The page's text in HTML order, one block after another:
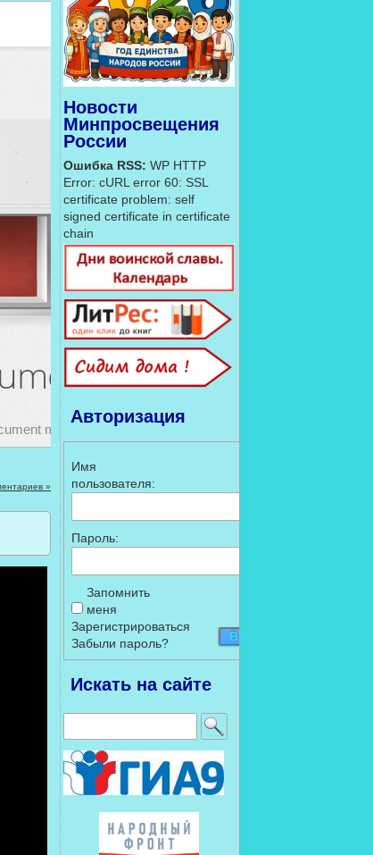
»
Новости
Минпросвещения
России
Ошибка RSS: WP HTTP
Error: cURL error 60: SSL
certificate problem: self
signed certificate in certificate
chain
Авторизация
Имя
пользователя:
Пароль:
Запомнить
меня
Войти
Зарегистрироваться
Забыли пароль?
Искать на сайте
Найти: